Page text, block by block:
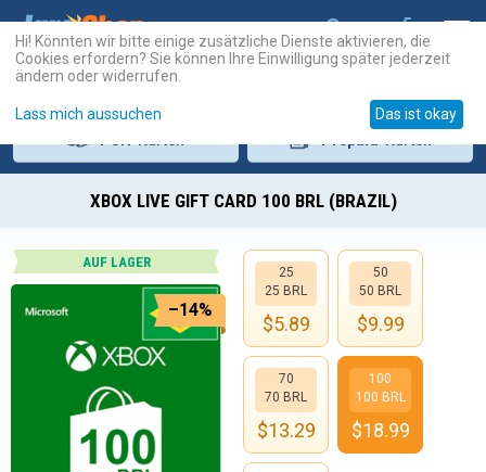
XBOX LIVE GIFT CARD 100 BRL (BRAZIL)
AUF LAGER
–14%
25
25 BRL
$5.89
50
50 BRL
$9.99
70
70 BRL
$13.29
100
100 BRL
$18.99
Hi! Könnten wir bitte einige zusätzliche Dienste aktivieren, die
Cookies erfordern? Sie können Ihre Einwilligung später jederzeit
ändern oder widerrufen.
Lass mich aussuchen Das ist okay